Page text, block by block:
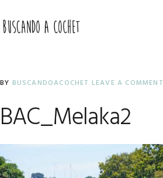
to
primary
to
main
to
primary
BY BUSCANDOACOCHET LEAVE A COMMENT
BAC_Melaka2